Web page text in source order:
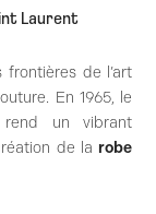
Laurent
frontières de l’art
En 1965, le
rend un vibrant
de la robe